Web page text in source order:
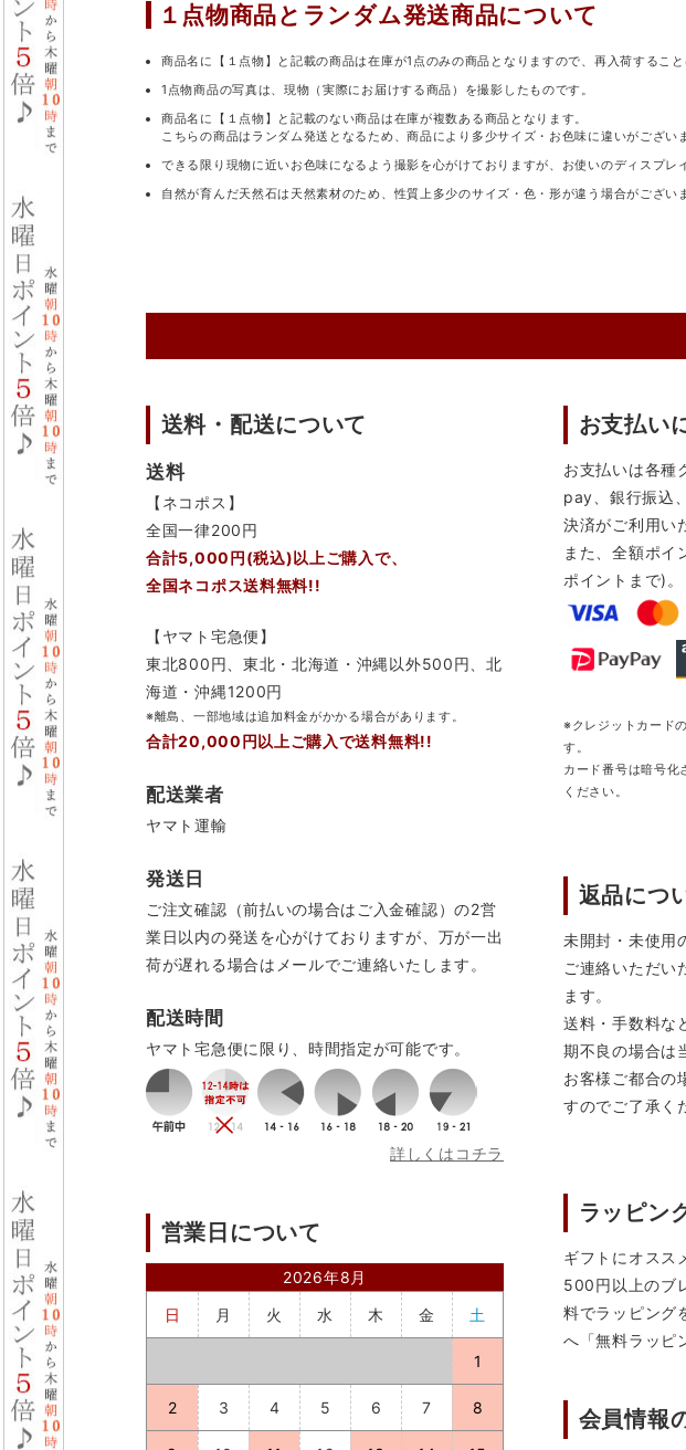
１点物商品と ランダム発送商品について
商品名に【１点物】と記載の商品は在庫が1点のみの商品となりますので、再入荷するこ
1点物商品の写真は、現物（実際にお届けする商品）を撮影したものです。
商品名に【１点物】と記載のない商品は在庫が複数ある商品となります。
こちらの商品はランダム発送となるため、商品により多少サイズ・お色味に違いがござい
できる限り現物に近いお色味になるよう撮影を心がけておりますが、お使いのディスプレ
自然が育んだ天然石は天然素材のため、性質上多少のサイズ・色・形が違う場合がござ
送料・配送について
送料
【ネコポス】
全国一律200円
合計5,000円(税込)以上ご購入で、
全国ネコポス送料無料!!
【ヤマト宅急便】
東北800円、東北・北海道・沖縄以外500円、北
海道・沖縄1200円
※離島、一部地域は追加料金がかかる場合があります。
合計20,000円以上ご購入で送料無料!!
配送業者
ヤマト運輸
発送日
ご注文確認（前払いの場合はご入金確認）の2営
業日以内の発送を心がけておりますが、万が一出
荷が遅れる場合はメールでご連絡いたします。
配送時間
ヤマト宅急便に限り、時間指定が可能です。
詳しくはコチラ
営業日について
2026年8月
日
月 火 水 木 金 土
1
2 3 4 5 6 7 8
お支払い
お支払いは各種
pay、銀行振込
決済がご利用い
また、全額ポ
ポイントまで)。
※クレジットカード
す。
カード番号は暗号化
ください。
返品につ
未開封・未使用
ご連絡いただい
ます。
送料・手数料な
期不良の場合は
お客様ご都合の
すのでご了承く
ラッピン
ギフトにオスス
500円以上のブ
料でラッピング
へ「無料ラッピ
会員情報